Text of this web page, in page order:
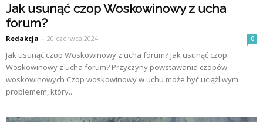
Jak usunąć czop Woskowinowy z ucha
forum?
Redakcja - 20 czerwca 2024 0
Jak usunąć czop Woskowinowy z ucha forum? Jak usunąć czop
Woskowinowy z ucha forum? Przyczyny powstawania czopów
woskowinowych Czop woskowinowy w uchu może być uciążliwym
problemem, który...